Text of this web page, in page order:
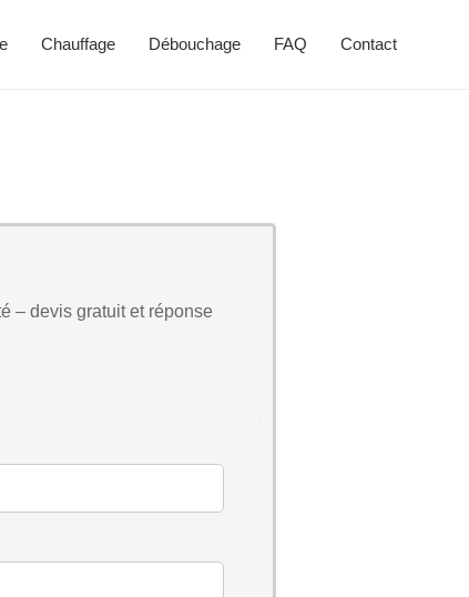
Chauffage Débouchage FAQ Contact
– devis gratuit et réponse